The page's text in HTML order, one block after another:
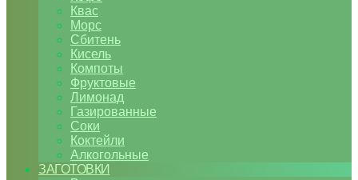
Квас
Морс
Сбитень
Кисель
Компоты
Фруктовые
Лимонад
Газированные
Соки
Коктейли
Алкогольные
ЗАГОТОВКИ